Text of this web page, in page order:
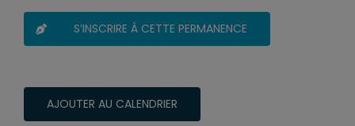
S’INSCRIRE À CETTE PERMANENCE
AJOUTER AU CALENDRIER